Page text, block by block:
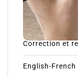
Correction et
English-